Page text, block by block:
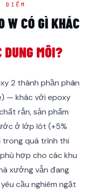
ĐIỂM
CÓ GÌ KHÁC
DUNG MÔI?
2 thành phần phân
— khác với epoxy
rắn, sản phẩm
ở lớp lót (+5%
trong quá trình thi
hợp cho các khu
xưởng vẫn đang
cầu nghiêm ngặt